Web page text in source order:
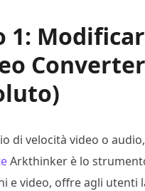
1:
di velocità video o
Arkthinker è lo
e video, offre agli utenti